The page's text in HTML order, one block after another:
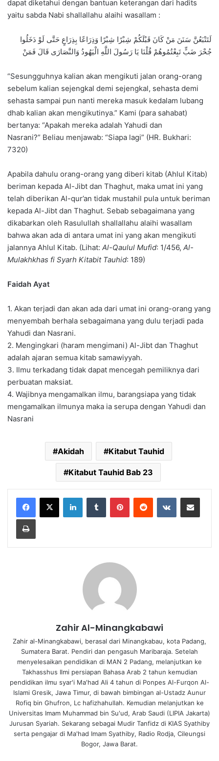
dapat diketahui dengan bantuan keterangan dari hadits
yaitu sabda Nabi shallallahu alaihi wasallam :
جُحْرَ ضَبٍّ تَبِعْتُمُوهُمْ قُلْنَا يَا رَسُولَ اللَّهِ الْيَهُودُ وَالنَّصَارَى قَالَ فَمَنْ
“Sesungguhnya kalian akan mengikuti jalan orang-orang
sebelum kalian sejengkal demi sejengkal, sehasta demi
sehasta sampai pun nanti mereka masuk kedalam lubang
dhab kalian akan mengikutinya.” Kami (para sahabat)
bertanya: “Apakah mereka adalah Yahudi dan
Nasrani?” Beliau menjawab: “Siapa lagi” (HR. Bukhari:
7320)
Apabila dahulu orang-orang yang diberi kitab (Ahlul Kitab)
beriman kepada Al-Jibt dan Thaghut, maka umat ini yang
telah diberikan Al-qur’an tidak mustahil pula untuk beriman
kepada Al-Jibt dan Thaghut. Sebab sebagaimana yang
dikabarkan oleh Rasulullah shallallahu alaihi wasallam
bahwa akan ada di antara umat ini yang akan mengikuti
jalannya Ahlul Kitab. (Lihat: Al-Qaulul Mufid: 1/456, Al-
Mulakhkhas fi Syarh Kitabit Tauhid: 189)
Faidah Ayat
1. Akan terjadi dan akan ada dari umat ini orang-orang yang
menyembah berhala sebagaimana yang dulu terjadi pada
Yahudi dan Nasrani.
2. Mengingkari (haram mengimani) Al-Jibt dan Thaghut
adalah ajaran semua kitab samawiyyah.
3. Ilmu terkadang tidak dapat mencegah pemiliknya dari
perbuatan maksiat.
4. Wajibnya mengamalkan ilmu, barangsiapa yang tidak
mengamalkan ilmunya maka ia serupa dengan Yahudi dan
Nasrani
Akidah Kitabut Tauhid
Kitabut Tauhid Bab 23
Zahir Al-Minangkabawi
Zahir al-Minangkabawi, berasal dari Minangkabau, kota Padang,
Sumatera Barat. Pendiri dan pengasuh Maribaraja. Setelah
menyelesaikan pendidikan di MAN 2 Padang, melanjutkan ke
Takhasshus Ilmi persiapan Bahasa Arab 2 tahun kemudian
pendidikan ilmu syar'i Ma'had Ali 4 tahun di Ponpes Al-Furqon Al-
Islami Gresik, Jawa Timur, di bawah bimbingan al-Ustadz Aunur
Rofiq bin Ghufron, Lc hafizhahullah. Kemudian melanjutkan ke
Universitas Imam Muhammad bin Su'ud, Arab Saudi (LIPIA Jakarta)
Jurusan Syariah. Sekarang sebagai Mudir Tanfidz di KIAS Syathiby
serta pengajar di Ma'had Imam Syathiby, Radio Rodja, Cileungsi
Bogor, Jawa Barat.